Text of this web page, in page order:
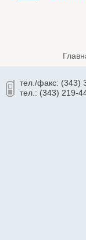
тел./факс: (343)
тел.: (343) 219-